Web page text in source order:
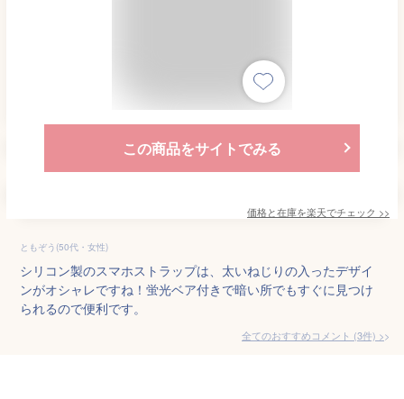
この商品をサイトでみる
価格と在庫を楽天でチェック >>
ともぞう(50代・女性)
シリコン製のスマホストラップは、太いねじりの入ったデザイ
ンがオシャレですね！蛍光ベア付きで暗い所でもすぐに見つけ
られるので便利です。
全てのおすすめコメント (3件) >